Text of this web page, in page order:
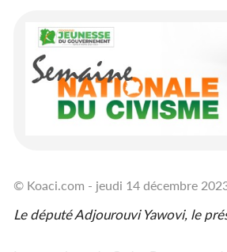
© Koaci.com - jeudi 14 décembre
Le député Adjourouvi Yawovi, le